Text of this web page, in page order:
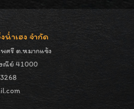
น่ำเฮง จำกัด
ศรี ต.หมากแข้ง
ษณีย์ 41000